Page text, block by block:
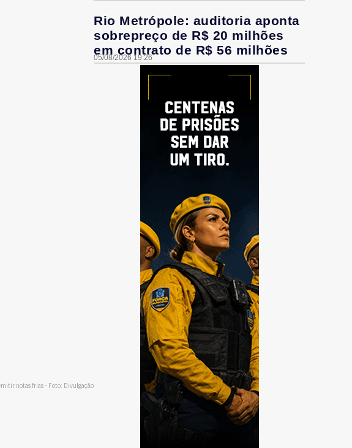
notas frias - Foto: Divulgação
Rio Metrópole: auditoria aponta
sobrepreço de R$ 20 milhões
em contrato de R$ 56 milhões
05/08/2026 19:26